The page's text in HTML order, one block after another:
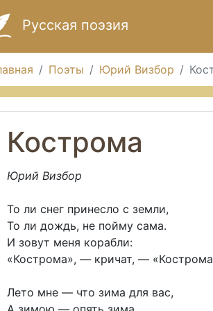
Русская поэзия
Поэты Юрий Визбор
Кострома
Юрий Визбор
То ли снег принесло с земли,
То ли дождь, не пойму сама.
И зовут меня корабли:
«Кострома», — кричат, —
Лето мне — что зима для вас,